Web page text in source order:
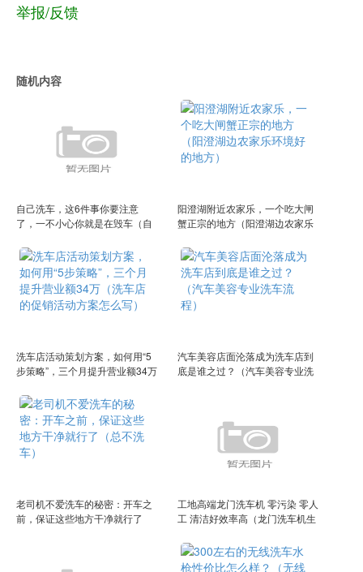
举报/反馈
随机内容
自己洗车，这6件事你要注意
了，一不小心你就是在毁车（自
阳澄湖附近农家乐，一个吃大闸
蟹正宗的地方（阳澄湖边农家乐
洗车店活动策划方案，如何用“5
步策略”，三个月提升营业额34万
写）
汽车美容店面沦落成为洗车店到
底是谁之过？（汽车美容专业洗
老司机不爱洗车的秘密：开车之
前，保证这些地方干净就行了
工地高端龙门洗车机 零污染 零人
工 清洁好效率高（龙门洗车机生